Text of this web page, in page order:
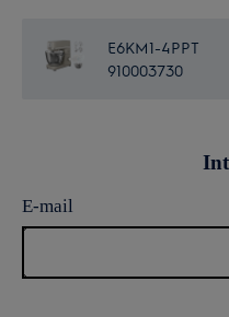
E6KM1-4PPT
910003730
E-mail